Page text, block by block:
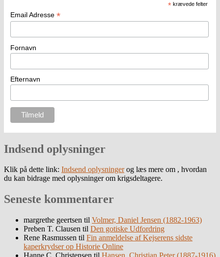
* krævede felter
Email Adresse *
Fornavn
Efternavn
Indsend oplysninger
Klik på dette link: Indsend oplysningerog læs mere om , hvordan
du kan bidrage med oplysninger om krigsdeltagere.
Seneste kommentarer
margrethe geertsen til Volmer, Daniel Jensen (1882-1963)
Preben T. Clausen til Den gotiske Udfordring
Rene Rasmussen til Fin anmeldelse af Kejserens sidste
kaperkrydser op Historie Online